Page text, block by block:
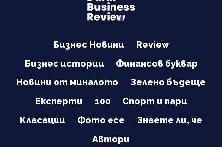
Бизнес Новини
Review
Бизнес истории
Финансов буквар
Новини от миналото
Зелено бъдеще
Експерти
100
Спорт и пари
Класации
Фото есе
Знаете ли, че
Автори